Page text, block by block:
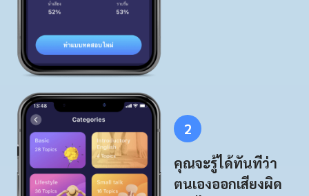
2
คุณจะรู้ได้ทันทีว่า
ตนเองออกเสียงผิด